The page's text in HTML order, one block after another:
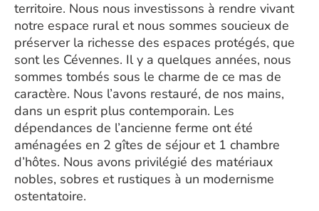
territoire. Nous nous investissons à rendre vivant
notre espace rural et nous sommes soucieux de
préserver la richesse des espaces protégés, que
sont les Cévennes. Il y a quelques années, nous
sommes tombés sous le charme de ce mas de
caractère. Nous l’avons restauré, de nos mains,
dans un esprit plus contemporain. Les
dépendances de l’ancienne ferme ont été
aménagées en 2 gîtes de séjour et 1 chambre
d’hôtes. Nous avons privilégié des matériaux
nobles, sobres et rustiques à un modernisme
ostentatoire.